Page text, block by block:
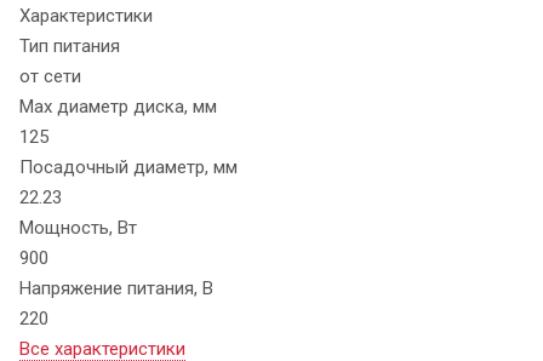
Характеристики
Тип питания
от сети
Max диаметр диска, мм
125
Посадочный диаметр, мм
22.23
Мощность, Вт
900
Напряжение питания, В
220
Все характеристики